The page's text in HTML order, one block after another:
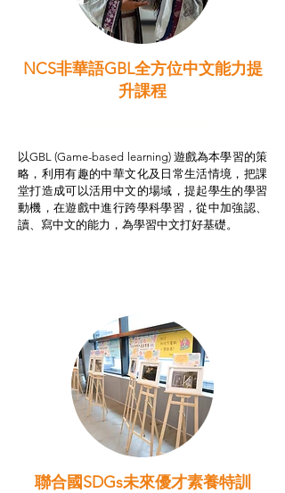
NCS非華語GBL全方位中文能力提
升課程
以GBL (Game-based learning) 遊戲為本學習的策
略，利用有趣的中華文化及日常生活情境，把課
堂打造成可以活用中文的場域，提起學生的學習
動機，在遊戲中進行跨學科學習，從中加強認、
讀、寫中文的能力，為學習中文打好基礎。
聯合國SDGs未來優才素養特訓